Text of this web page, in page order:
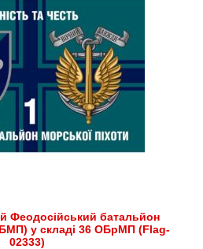
Феодосійський батальйон
у складі 36 ОБрМП (Flag-
02333)